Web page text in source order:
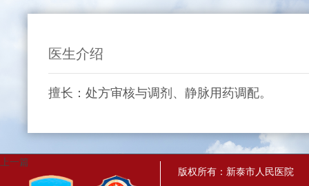
医生介绍
擅长：处方审核与调剂、静脉用药调配。
上一篇
版权所有：新泰市人民医院